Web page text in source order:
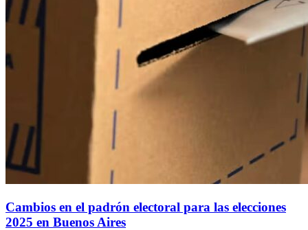
Cambios en el padrón electoral para las elecciones
2025 en Buenos Aires